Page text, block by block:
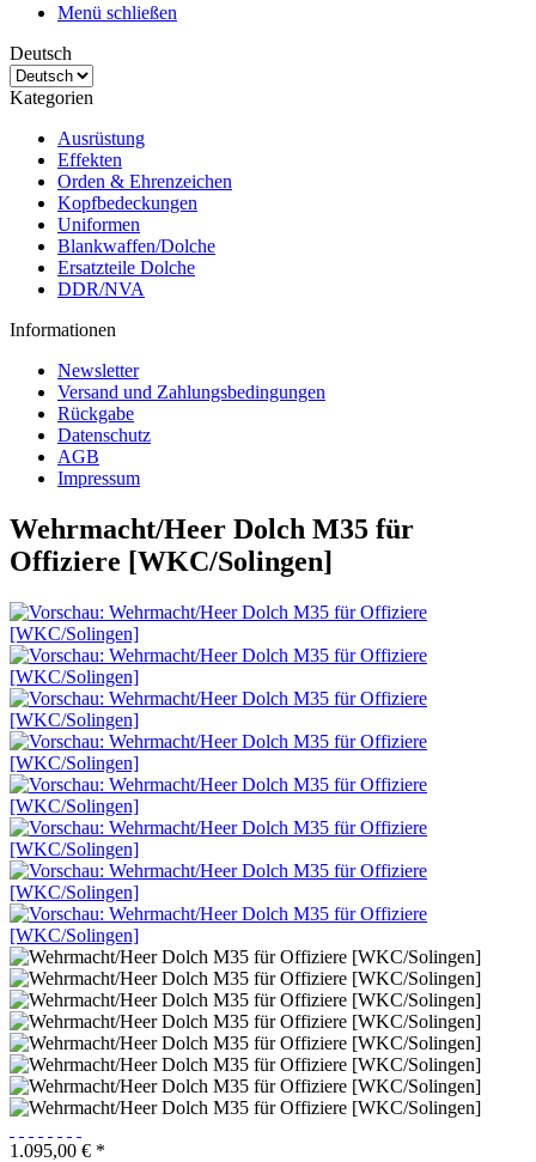
Menü schließen
Deutsch
Kategorien
Ausrüstung
Effekten
Orden & Ehrenzeichen
Kopfbedeckungen
Uniformen
Blankwaffen/Dolche
Ersatzteile Dolche
DDR/NVA
Informationen
Newsletter
Versand und Zahlungsbedingungen
Rückgabe
Datenschutz
AGB
Impressum
Wehrmacht/Heer Dolch M35 für
Offiziere [WKC/Solingen]
1.095,00 € *